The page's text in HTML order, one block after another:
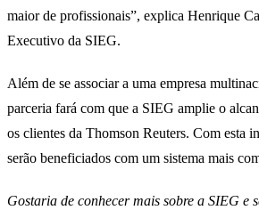
maior de profissionais”, explica Henrique
Executivo da SIEG.
Além de se associar a uma empresa
parceria fará com que a SIEG amplie o
os clientes da Thomson Reuters. Com esta
serão beneficiados com um sistema mais
Gostaria de conhecer mais sobre a SIEG e